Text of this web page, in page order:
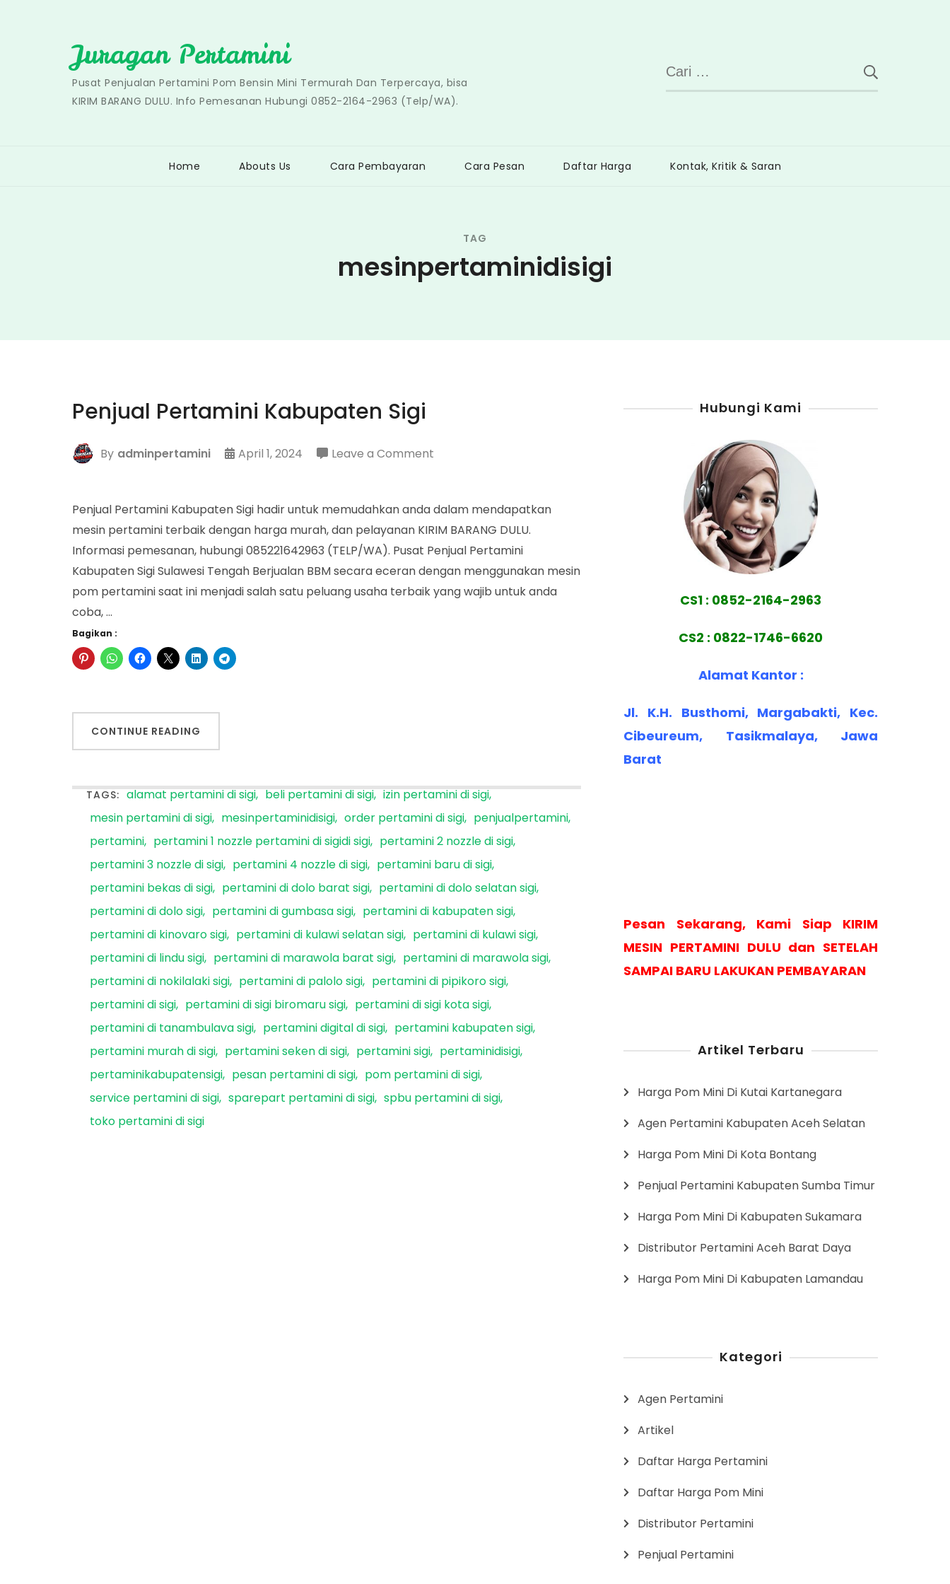
Juragan Pertamini
Pusat Penjualan Pertamini Pom Bensin Mini Termurah Dan Terpercaya, bisa
KIRIM BARANG DULU. Info Pemesanan Hubungi 0852-2164-2963 (Telp/WA).
Cari
untuk:
Home Abouts Us Cara Pembayaran Cara Pesan Daftar Harga Kontak, Kritik & Saran
TAG
mesinpertaminidisigi
Penjual Pertamini Kabupaten Sigi
By adminpertamini April 1, 2024 Leave a Commenton
Kabupaten
Sigi
Penjual Pertamini Kabupaten Sigi hadir untuk memudahkan anda dalam mendapatkan
mesin pertamini terbaik dengan harga murah, dan pelayanan KIRIM BARANG DULU.
Informasi pemesanan, hubungi 085221642963 (TELP/WA). Pusat Penjual Pertamini
Kabupaten Sigi Sulawesi Tengah Berjualan BBM secara eceran dengan menggunakan mesin
pom pertamini saat ini menjadi salah satu peluang usaha terbaik yang wajib untuk anda
coba, …
Bagikan :
CONTINUE READING
TAGS: alamat pertamini di sigi beli pertamini di sigi izin pertamini di sigi
mesin pertamini di sigi
mesinpertaminidisigi order pertamini di sigi
penjualpertamini
pertamini
pertamini 1 nozzle pertamini di sigidi sigi
pertamini 2 nozzle di sigi
pertamini 3 nozzle di sigi
pertamini 4 nozzle di sigi
pertamini baru di sigi
pertamini bekas di sigi
pertamini di dolo barat sigi
pertamini di dolo selatan sigi
pertamini di dolo sigi
pertamini di gumbasa sigi
pertamini di kabupaten sigi
pertamini di kinovaro sigi
pertamini di kulawi selatan sigi
pertamini di kulawi sigi
pertamini di lindu sigi
pertamini di marawola barat sigi
pertamini di marawola sigi
pertamini di nokilalaki sigi
pertamini di palolo sigi
pertamini di pipikoro sigi
pertamini di sigi
pertamini di sigi biromaru sigi
pertamini di sigi kota sigi
pertamini di tanambulava sigi
pertamini digital di sigi
pertamini kabupaten sigi
pertamini murah di sigi
pertamini seken di sigi pertamini sigi
pertaminidisigi
pertaminikabupatensigi
pesan pertamini di sigi
pom pertamini di sigi
service pertamini di sigi sparepart pertamini di sigi spbu pertamini di sigi
toko pertamini di sigi
Hubungi Kami
CS1 : 0852-2164-2963
CS2 : 0822-1746-6620
Alamat Kantor :
Jl. K.H. Busthomi, Margabakti, Kec.
Cibeureum, Tasikmalaya, Jawa
Barat
Pesan Sekarang, Kami Siap KIRIM
MESIN PERTAMINI DULU dan SETELAH
SAMPAI BARU LAKUKAN PEMBAYARAN
Artikel Terbaru
Harga Pom Mini Di Kutai Kartanegara
Agen Pertamini Kabupaten Aceh Selatan
Harga Pom Mini Di Kota Bontang
Penjual Pertamini Kabupaten Sumba Timur
Harga Pom Mini Di Kabupaten Sukamara
Distributor Pertamini Aceh Barat Daya
Harga Pom Mini Di Kabupaten Lamandau
Kategori
Agen Pertamini
Artikel
Daftar Harga Pertamini
Daftar Harga Pom Mini
Distributor Pertamini
Penjual Pertamini